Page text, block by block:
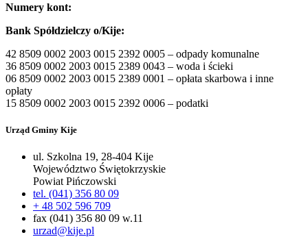
Numery kont:
Bank Spółdzielczy o/Kije:
42 8509 0002 2003 0015 2392 0005 – odpady komunalne
36 8509 0002 2003 0015 2389 0043 – woda i ścieki
06 8509 0002 2003 0015 2389 0001 – opłata skarbowa i inne
opłaty
15 8509 0002 2003 0015 2392 0006 – podatki
Urząd Gminy Kije
ul. Szkolna 19, 28-404 Kije
Województwo Świętokrzyskie
Powiat Pińczowski
tel. (041) 356 80 09
+ 48 502 596 709
fax (041) 356 80 09 w.11
urzad@kije.pl